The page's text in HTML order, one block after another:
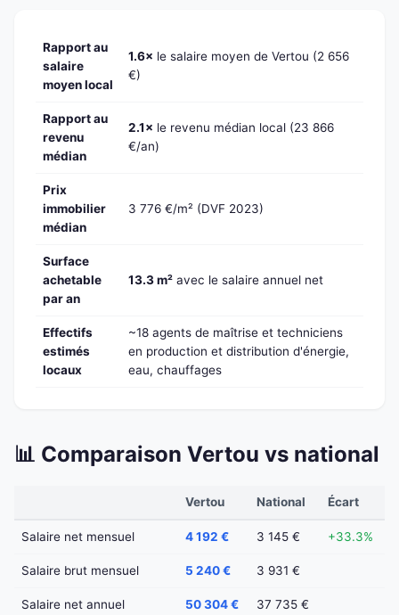
Rapport au
salaire
moyen local
1.6× le salaire moyen de Vertou (2 656
€)
Rapport au
revenu
médian
2.1× le revenu médian local (23 866
€/an)
Prix
immobilier
médian
3 776 €/m² (DVF 2023)
Surface
achetable
par an
13.3 m² avec le salaire annuel net
Effectifs
estimés
locaux
~18 agents de maîtrise et techniciens
en production et distribution d'énergie,
eau, chauffages
📊 Comparaison Vertou vs national
Vertou National Écart
Salaire net mensuel 4 192 € 3 145 € +33.3%
Salaire brut mensuel 5 240 € 3 931 €
Salaire net annuel 50 304 € 37 735 €